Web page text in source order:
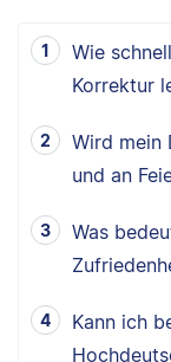
Wie
Korrektur
Wird mein
und an
Was
Kann ich